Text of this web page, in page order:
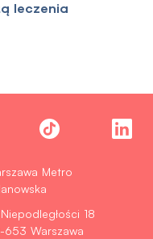
leczenia
Metro
18
653 Warszawa